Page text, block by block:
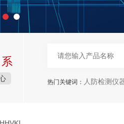
热门关键词： 人防检测仪